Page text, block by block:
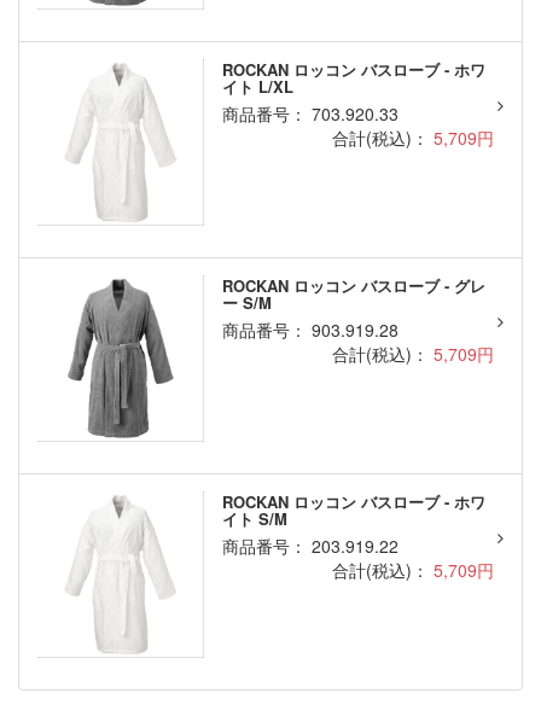
ROCKAN ロッコン バスローブ - ホワ
イト L/XL
商品番号： 703.920.33
合計(税込)： 5,709円
ROCKAN ロッコン バスローブ - グレ
ー S/M
商品番号： 903.919.28
合計(税込)： 5,709円
ROCKAN ロッコン バスローブ - ホワ
イト S/M
商品番号： 203.919.22
合計(税込)： 5,709円